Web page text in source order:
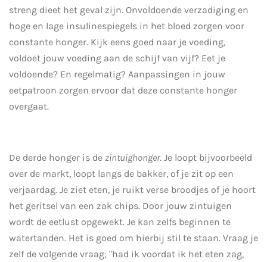
streng dieet het geval zijn. Onvoldoende verzadiging en
hoge en lage insulinespiegels in het bloed zorgen voor
constante honger. Kijk eens goed naar je voeding,
voldoet jouw voeding aan de schijf van vijf? Eet je
voldoende? En regelmatig? Aanpassingen in jouw
eetpatroon zorgen ervoor dat deze constante honger
overgaat.
De derde honger is de zintuighonger. Je loopt bijvoorbeeld
over de markt, loopt langs de bakker, of je zit op een
verjaardag. Je ziet eten, je ruikt verse broodjes of je hoort
het geritsel van een zak chips. Door jouw zintuigen
wordt de eetlust opgewekt. Je kan zelfs beginnen te
watertanden. Het is goed om hierbij stil te staan. Vraag je
zelf de volgende vraag; "had ik voordat ik het eten zag,